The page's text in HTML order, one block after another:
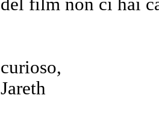
del film non ci hai
curioso,
Jareth